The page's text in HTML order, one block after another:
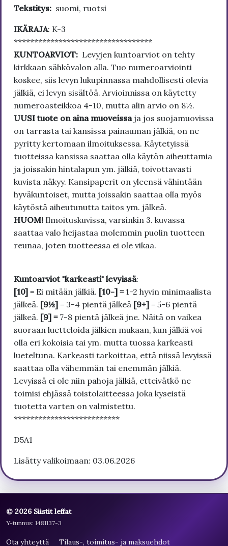
Tekstitys: suomi, ruotsi
IKÄRAJA: K-3
**********************************
KUNTOARVIOT: Levyjen kuntoarviot on tehty
kirkkaan sähkövalon alla. Tuo numeroarviointi
koskee, siis levyn lukupinnassa mahdollisesti olevia
jälkiä, ei levyn sisältöä. Arvioinnissa on käytetty
numeroasteikkoa 4-10, mutta alin arvio on 8½.
UUSI tuote on aina muoveissa ja jos suojamuovissa
on tarrasta tai kansissa painauman jälkiä, on ne
pyritty kertomaan ilmoituksessa. Käytetyissä
tuotteissa kansissa saattaa olla käytön aiheuttamia
ja joissakin hintalapun ym. jälkiä, toivottavasti
kuvista näkyy. Kansipaperit on yleensä vähintään
hyväkuntoiset, mutta joissakin saattaa olla myös
käytöstä aiheutunutta taitos ym. jälkeä.
HUOM! Ilmoituskuvissa, varsinkin 3. kuvassa
saattaa valo heijastaa molemmin puolin tuotteen
reunaa, joten tuotteessa ei ole vikaa.
Kuntoarviot "karkeasti" levyissä:
[10] = Ei mitään jälkiä. [10-] = 1-2 hyvin minimaalista
jälkeä. [9½] = 3-4 pientä jälkeä [9+] = 5-6 pientä
jälkeä. [9] = 7-8 pientä jälkeä jne. Näitä on vaikea
suoraan luetteloida jälkien mukaan, kun jälkiä voi
olla eri kokoisia tai ym. mutta tuossa karkeasti
lueteltuna. Karkeasti tarkoittaa, että niissä levyissä
saattaa olla vähemmän tai enemmän jälkiä.
Levyissä ei ole niin pahoja jälkiä, etteivätkö ne
toimisi ehjässä toistolaitteessa joka kyseistä
tuotetta varten on valmistettu.
**************************
D5A1
Lisätty valikoimaan: 03.06.2026
© 2026 Siistit leffat
Y-tunnus: 1481137-3
Ota yhteyttä Tilaus-, toimitus- ja maksuehdot